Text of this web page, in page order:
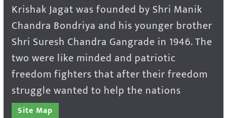
Krishak Jagat was founded by Shri Manik
Chandra Bondriya and his younger brother
Shri Suresh Chandra Gangrade in 1946. The
two were like minded and patriotic
freedom fighters that after their freedom
struggle wanted to help the nations
Site Map